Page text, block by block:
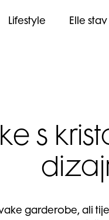
Lifestyle Elle stav
s
garderobe, ali